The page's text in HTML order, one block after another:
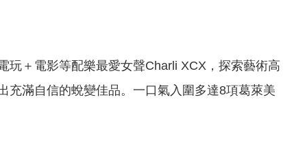
玩＋電影等配樂最愛女聲Charli XCX，探索藝術高
充滿自信的蛻變佳品。一口氣入圍多達8項葛萊美